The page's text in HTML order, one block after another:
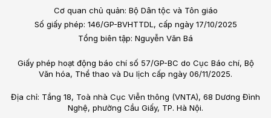
Cơ quan chủ quản: Bộ Dân tộc và Tôn giáo
Số giấy phép: 146/GP-BVHTTDL, cấp ngày 17/10/2025
Tổng biên tập: Nguyễn Văn Bá
Giấy phép hoạt động báo chí số 57/GP-BC do Cục Báo chí, Bộ
Văn hóa, Thể thao và Du lịch cấp ngày 06/11/2025.
Địa chỉ: Tầng 18, Toà nhà Cục Viễn thông (VNTA), 68 Dương Đình
Nghệ, phường Cầu Giấy, TP. Hà Nội.